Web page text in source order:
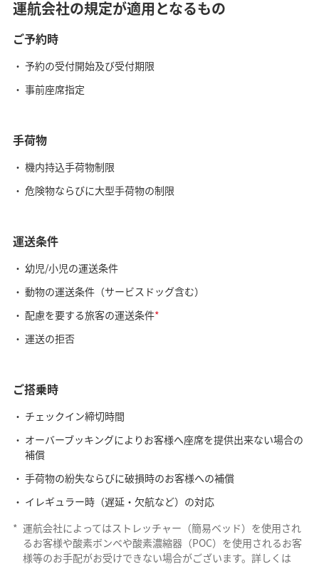
運航会社の規定が適用となるもの
ご予約時
予約の受付開始及び受付期限
事前座席指定
手荷物
機内持込手荷物制限
危険物ならびに大型手荷物の制限
運送条件
幼児/小児の運送条件
動物の運送条件（サービスドッグ含む）
配慮を要する旅客の運送条件*
運送の拒否
ご搭乗時
チェックイン締切時間
オーバーブッキングによりお客様へ座席を提供出来ない場合の
補償
手荷物の紛失ならびに破損時のお客様への補償
イレギュラー時（遅延・欠航など）の対応
* 運航会社によってはストレッチャー（簡易ベッド）を使用され
るお客様や酸素ボンベや酸素濃縮器（POC）を使用されるお客
様等のお手配がお受けできない場合がございます。詳しくは